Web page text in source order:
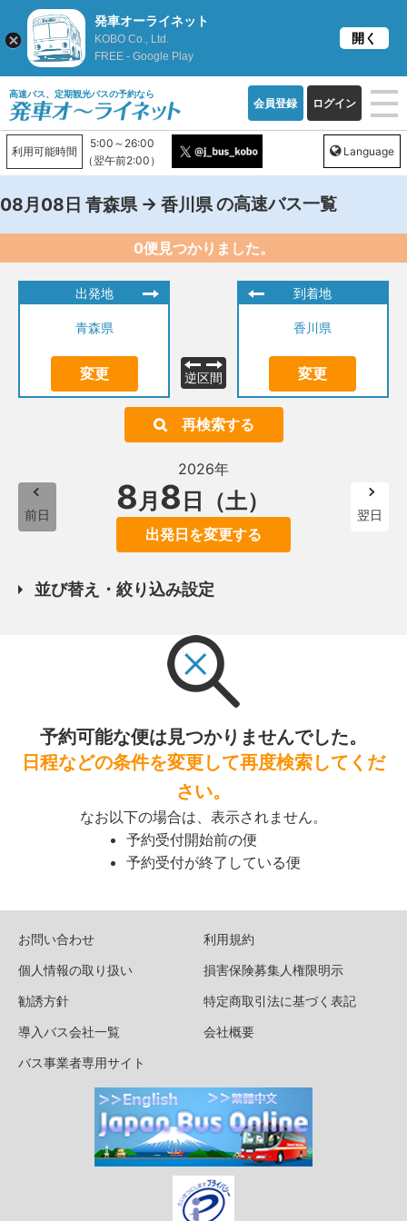
高速バス、定期観光バスの予約なら
会員登録 ログイン
利用可能時間
5:00～26:00
（翌午前2:00）
Language
08月08日 青森県 → 香川県の高速バス一覧
0便見つかりました。
出発地
青森県
変更 逆区間
到着地
香川県
変更
再検索する
前日
2026年
8月 8 日（土）
出発日を変更する
翌日
並び替え・絞り込み設定
予約可能な便は見つかりませんでした。
日程などの条件を変更して再度検索してくだ
さい。
なお以下の場合は、表示されません。
予約受付開始前の便
予約受付が終了している便
お問い合わせ
利用規約
個人情報の取り扱い
損害保険募集人権限明示
勧誘方針
特定商取引法に基づく表記
導入バス会社一覧
会社概要
バス事業者専用サイト
発車オーライネット
KOBO Co., Ltd.
FREE - Google Play
開く